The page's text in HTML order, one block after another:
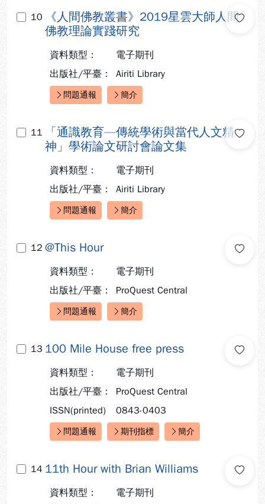
10
《人間佛教叢書》2019星雲大師人間
佛教理論實踐研究
資料類型：
電子期刊
出版社/平臺：
Airiti Library
快速連結：
問題通報 簡介
11
「通識教育—傳統學術與當代人文精
神」學術論文研討會論文集
資料類型：
電子期刊
出版社/平臺：
Airiti Library
快速連結：
問題通報 簡介
12 @This Hour
資料類型：
電子期刊
出版社/平臺：
ProQuest Central
快速連結：
問題通報 簡介
13 100 Mile House free press
資料類型：
電子期刊
出版社/平臺：
ProQuest Central
ISSN(printed)
0843-0403
快速連結：
問題通報 期刊指標 簡介
14 11th Hour with Brian Williams
資料類型：
電子期刊